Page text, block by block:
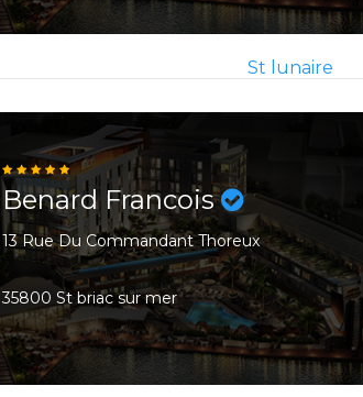
St lunaire
Benard Francois
13 Rue Du Commandant Thoreux
35800 St briac sur mer